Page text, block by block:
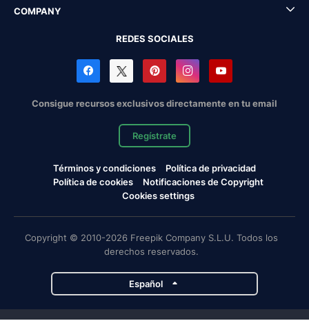
COMPANY
REDES SOCIALES
Consigue recursos exclusivos directamente en tu email
Regístrate
Términos y condiciones
Política de privacidad
Política de cookies
Notificaciones de Copyright
Cookies settings
Copyright © 2010-2026 Freepik Company S.L.U. Todos los
derechos reservados.
Español